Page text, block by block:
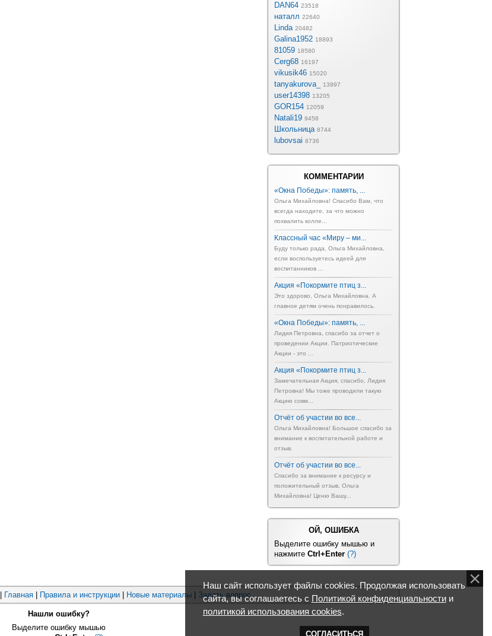
DAN64 23518
наталл 22640
Linda 20482
Galina1952 18893
81059 18580
Cerg68 16197
vikusik46 15020
tanyakurova_ 13997
user14398 13205
GOR154 12059
Natali19 9458
Школьница 8744
lubovsai 8736
КОММЕНТАРИИ
«Окна Победы»: память, ...
Ольга Михайловна! Спасибо Вам, что
всегда находите, за что можно
похвалить колле...
Классный час «Миру – ми...
Буду только рада, Ольга Михайловна,
если воспользуетесь идеей для
воспитанников ...
Акция «Покормите птиц з...
Это здорово, Ольга Михайловна. А
главное детям очень понравилось.
«Окна Победы»: память, ...
Лидия Петровна, спасибо за отчет о
проведении Акции. Патриотические
Акции - это ...
Акция «Покормите птиц з...
Замечательная Акция, спасибо, Лидия
Петровна! Мы тоже проводили такую
Акцию совм...
Отчёт об участии во все...
Ольга Михайловна! Большое спасибо за
внимание к воспитательной работе и
отзыв.
Отчёт об участии во все...
Спасибо за внимание к ресурсу и
положительный отзыв, Ольга
Михайловна! Ценю Вашу...
ОЙ, ОШИБКА
Выделите ошибку мышью и
нажмите Ctrl+Enter (?)
Главная| Правила и инструкции| Новые материалы| Задать вопрос
Нашли ошибку?
Выделите ошибку мышью
Наш сайт использует файлы cookies. Продолжая использовать
сайта, вы соглашаетесь с Политикой конфиденциальностии
политикой использования cookies.
СОГЛАСИТЬСЯ